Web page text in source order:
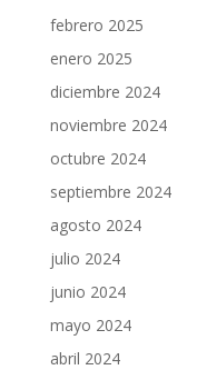
febrero 2025
enero 2025
diciembre 2024
noviembre 2024
octubre 2024
septiembre 2024
agosto 2024
julio 2024
junio 2024
mayo 2024
abril 2024